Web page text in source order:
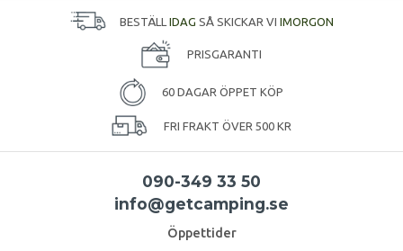
BESTÄLL IDAG SÅ SKICKAR VI IMORGON
PRISGARANTI
60 DAGAR ÖPPET KÖP
FRI FRAKT ÖVER 500 KR
090-349 33 50
info@getcamping.se
Öppettider